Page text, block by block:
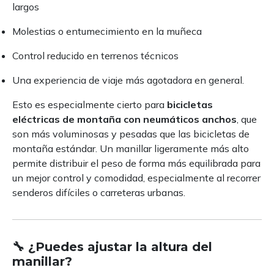
largos
Molestias o entumecimiento en la muñeca
Control reducido en terrenos técnicos
Una experiencia de viaje más agotadora en general.
Esto es especialmente cierto para bicicletas
eléctricas de montaña con neumáticos anchos, que
son más voluminosas y pesadas que las bicicletas de
montaña estándar. Un manillar ligeramente más alto
permite distribuir el peso de forma más equilibrada para
un mejor control y comodidad, especialmente al recorrer
senderos difíciles o carreteras urbanas.
🔧 ¿Puedes ajustar la altura del
manillar?